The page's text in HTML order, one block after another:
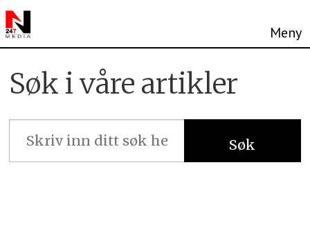
Søk
-
n247
Søk i våre artikler
Søk